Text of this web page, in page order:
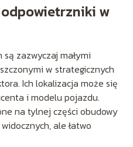
w
zazwyczaj małymi
w strategicznych
Ich lokalizacja może się
i modelu pojazdu.
na tylnej części obudowy
ale łatwo